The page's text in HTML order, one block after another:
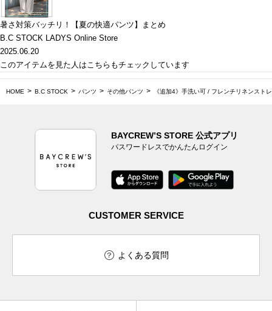
暑さ対策バッチリ！【夏の快適パンツ】まとめ
B.C STOCK LADYS Online Store
2025.06.20
このアイテムを見た人はこちらもチェックしています
HOME B.C STOCK パンツ その他パンツ 《追加4》手洗い可 / フレンチリネンスト
BAYCREW’S STORE 公式アプリ
パスワードレスでかんたんログイン
CUSTOMER SERVICE
よくある質問